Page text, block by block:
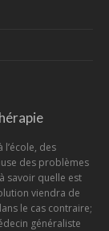
des
des problèmes
savoir quelle est
viendra de
le cas contraire;
généraliste